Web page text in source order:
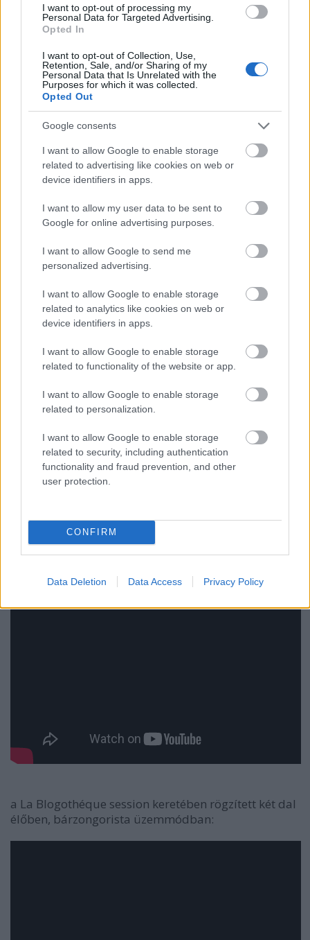
I want to opt-out of processing my
Personal Data for Targeted Advertising.
Opted In
I want to opt-out of Collection, Use,
Retention, Sale, and/or Sharing of my
Personal Data that Is Unrelated with the
Purposes for which it was collected.
Opted Out
Google consents
I want to allow Google to enable storage
related to advertising like cookies on web or
device identifiers in apps.
I want to allow my user data to be sent to
Google for online advertising purposes.
I want to allow Google to send me
personalized advertising.
I want to allow Google to enable storage
related to analytics like cookies on web or
device identifiers in apps.
I want to allow Google to enable storage
related to functionality of the website or app.
I want to allow Google to enable storage
related to personalization.
I want to allow Google to enable storage
related to security, including authentication
functionality and fraud prevention, and other
user protection.
CONFIRM
Data Deletion Data Access Privacy Policy
Radarjel-erősség:
fokozatos felejtő is lehet a sorsa.
az egyszerű eszközökkel, cicomázások nélküli
produceri munkával szép hatást elérő
, teljes
egészében:
How Could You Babeklipje:
a La Blogothéque session keretében rögzített két dal
élőben, bárzongorista üzemmódban: